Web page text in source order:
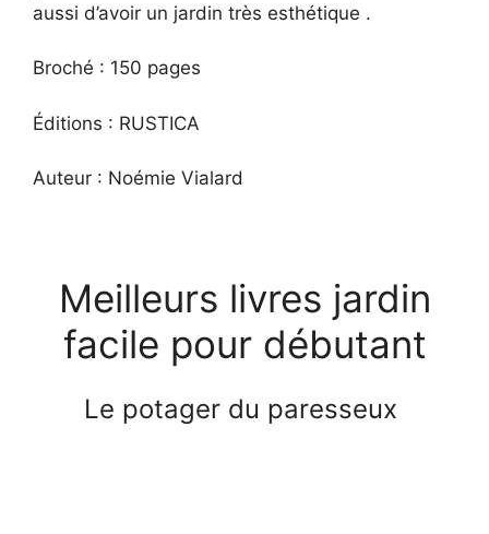
aussi d’avoir un jardin très esthétique .
Broché : 150 pages
Éditions : RUSTICA
Auteur : Noémie Vialard
Meilleurs livres jardin
facile pour débutant
Le potager du paresseux